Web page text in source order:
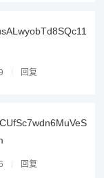
回复
回复